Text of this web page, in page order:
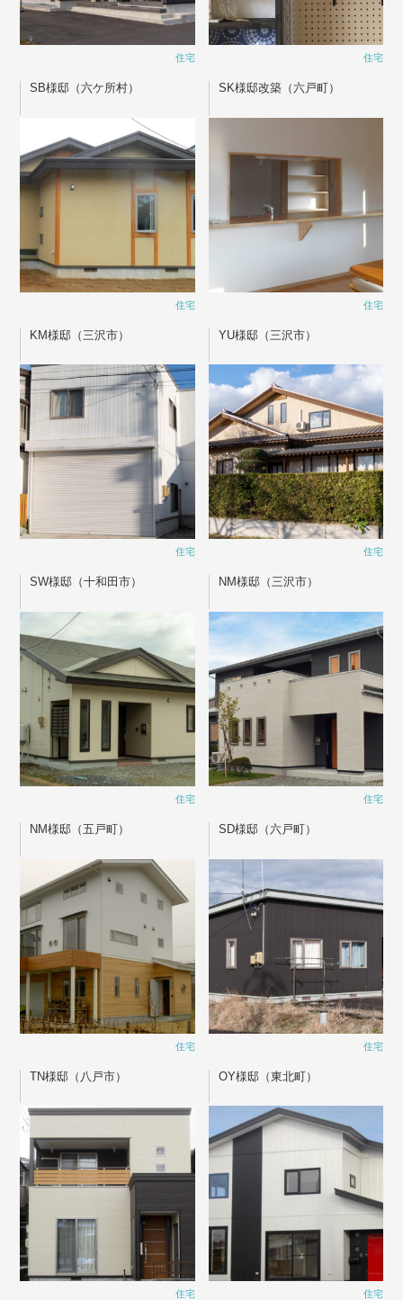
住宅 住宅
SB様邸（六ケ所村）
住宅
SK様邸改築（六戸町）
住宅
KM様邸（三沢市）
住宅
YU様邸（三沢市）
住宅
SW様邸（十和田市）
住宅
NM様邸（三沢市）
住宅
NM様邸（五戸町）
住宅
SD様邸（六戸町）
住宅
TN様邸（八戸市）
住宅
OY様邸（東北町）
住宅